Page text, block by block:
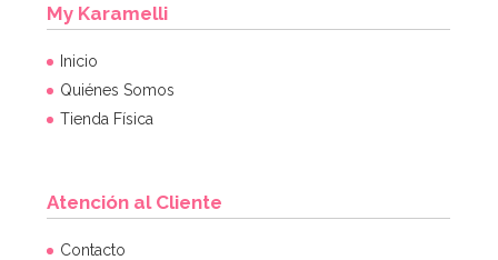
My Karamelli
Inicio
Quiénes Somos
Tienda Física
Atención al Cliente
Contacto